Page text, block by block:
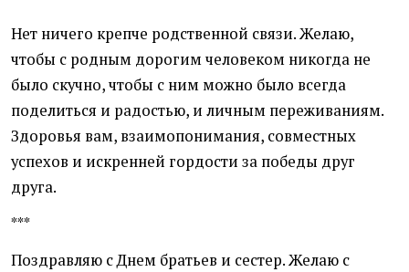
Нет ничего крепче родственной связи. Желаю,
чтобы с родным дорогим человеком никогда не
было скучно, чтобы с ним можно было всегда
поделиться и радостью, и личным переживаниям.
Здоровья вам, взаимопонимания, совместных
успехов и искренней гордости за победы друг
друга.
***
Поздравляю с Днем братьев и сестер. Желаю с